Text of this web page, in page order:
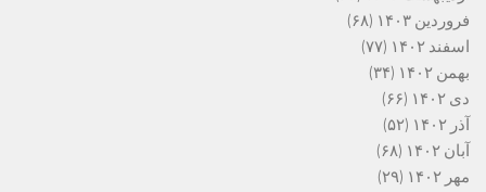
فروردین ۱۴۰۳
(۶۸)
اسفند ۱۴۰۲
(۷۷)
بهمن ۱۴۰۲
(۳۴)
دی ۱۴۰۲
(۶۶)
آذر ۱۴۰۲
(۵۲)
آبان ۱۴۰۲
(۶۸)
مهر ۱۴۰۲
(۲۹)